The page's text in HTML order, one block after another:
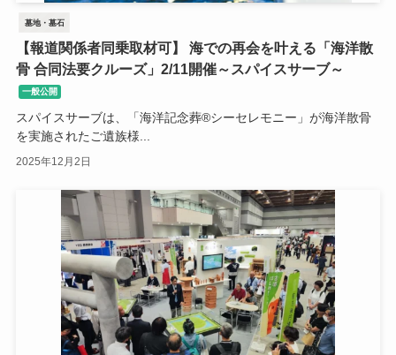
墓地・墓石
【報道関係者同乗取材可】 海での再会を叶える「海洋散
骨 合同法要クルーズ」2/11開催～スパイスサーブ～
一般公開
スパイスサーブは、「海洋記念葬®シーセレモニー」が海洋散骨
を実施されたご遺族様...
2025年12月2日